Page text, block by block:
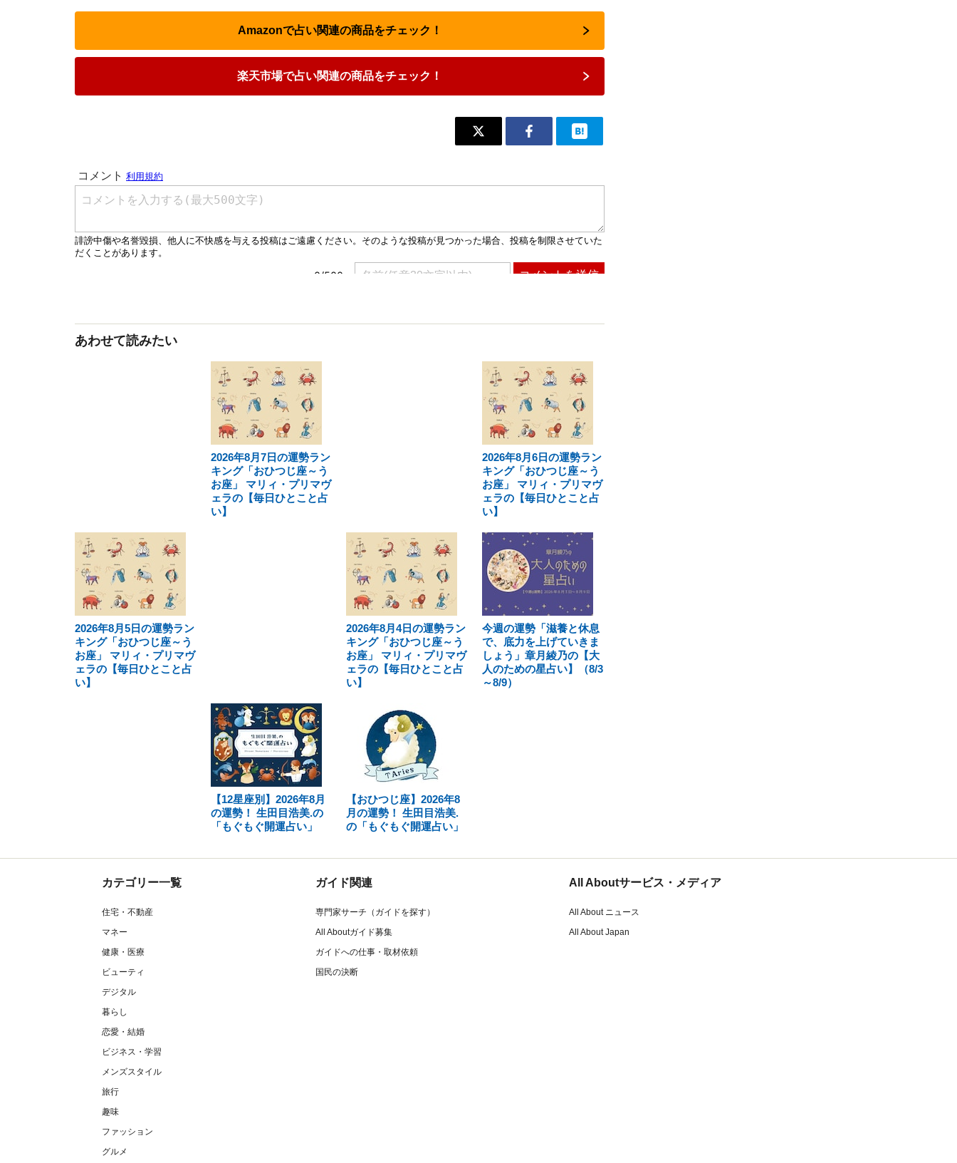
Amazonで占い関連の商品をチェック！
楽天市場で占い関連の商品をチェック！
あわせて読みたい
2026年8月7日の運勢ラン
キング「おひつじ座～う
お座」 マリィ・プリマヴ
ェラの【毎日ひとこと占
い】
2026年8月6日の運勢ラン
キング「おひつじ座～う
お座」 マリィ・プリマヴ
ェラの【毎日ひとこと占
い】
2026年8月5日の運勢ラン
キング「おひつじ座～う
お座」 マリィ・プリマヴ
ェラの【毎日ひとこと占
い】
2026年8月4日の運勢ラン
キング「おひつじ座～う
お座」 マリィ・プリマヴ
ェラの【毎日ひとこと占
い】
今週の運勢「滋養と休息
で、底力を上げていきま
しょう」章月綾乃の【大
人のための星占い】（8/3
～8/9）
【12星座別】2026年8月
の運勢！ 生田目浩美.の
「もぐもぐ開運占い」
【おひつじ座】2026年8
月の運勢！ 生田目浩美.
の「もぐもぐ開運占い」
カテゴリー一覧
住宅・不動産
マネー
健康・医療
ビューティ
デジタル
暮らし
恋愛・結婚
ビジネス・学習
メンズスタイル
旅行
趣味
ファッション
グルメ
ガイド関連
専門家サーチ（ガイドを探す）
All Aboutガイド募集
ガイドへの仕事・取材依頼
国民の決断
All Aboutサービス・メディア
All About ニュース
All About Japan